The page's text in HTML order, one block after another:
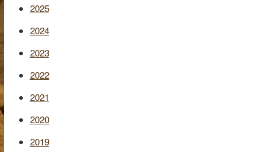
2025
2024
2023
2022
2021
2020
2019